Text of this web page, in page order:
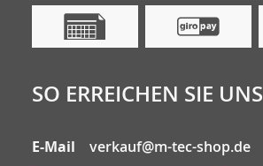
SO ERREICHEN SIE UNS
E-Mail verkauf@m-tec-shop.de